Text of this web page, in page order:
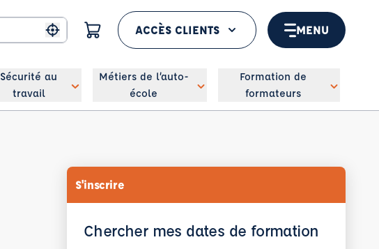
Me géolocaliser
ACCÈS CLIENTS MENU
Sécurité au
travail
Métiers de l’auto-
école
Formation de
formateurs
S'inscrire
Chercher mes dates de formation